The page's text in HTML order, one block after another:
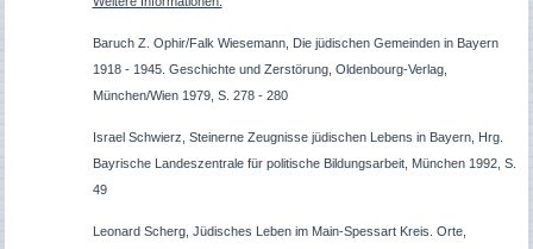
Baruch Z. Ophir/Falk Wiesemann, Die jüdischen Gemeinden in Bayern
1918 - 1945. Geschichte und Zerstörung, Oldenbourg-Verlag,
München/Wien 1979, S. 278 - 280
Israel Schwierz, Steinerne Zeugnisse jüdischen Lebens in Bayern, Hrg.
Bayrische Landeszentrale für politische Bildungsarbeit, München 1992, S.
49
Leonard Scherg, Jüdisches Leben im Main-Spessart Kreis. Orte,